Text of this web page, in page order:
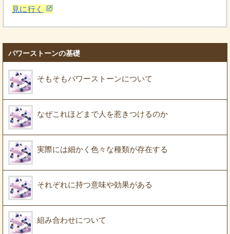
見に行く
パワーストーンの基礎
そもそもパワーストーンについて
なぜこれほどまで人を惹きつけるのか
実際には細かく色々な種類が存在する
それぞれに持つ意味や効果がある
組み合わせについて